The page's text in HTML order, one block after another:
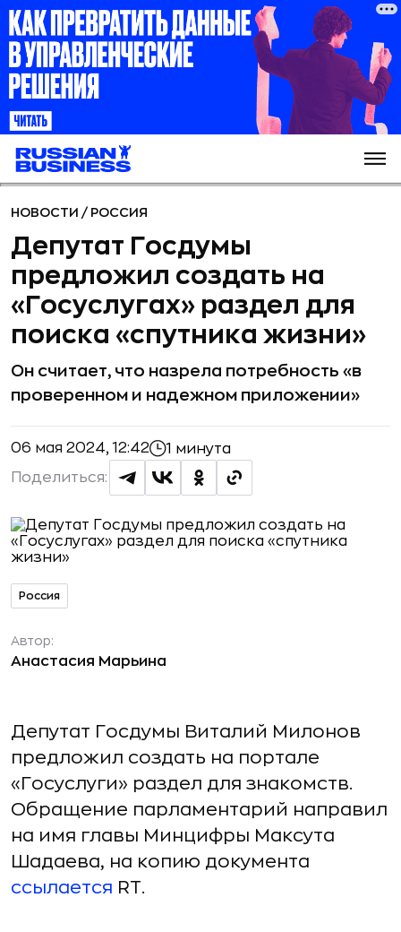
НОВОСТИ / РОССИЯ
Депутат Госдумы
предложил создать на
«Госуслугах» раздел для
поиска «спутника жизни»
Он считает, что назрела потребность «в
проверенном и надежном приложении»
06 мая 2024, 12:42 1 минута
Поделиться:
Россия
Автор:
Анастасия Марьина
Депутат Госдумы Виталий Милонов
предложил создать на портале
«Госуслуги» раздел для знакомств.
Обращение парламентарий направил
на имя главы Минцифры Максута
Шадаева, на копию документа
ссылается RT.